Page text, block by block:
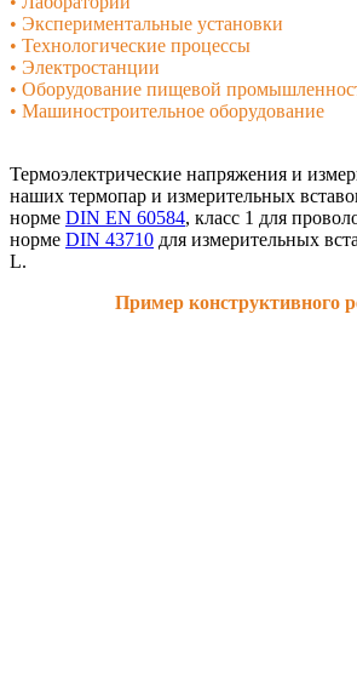
• Экспериментальные установки
• Технологические процессы
• Электростанции
• Оборудование пищевой
• Машиностроительное оборудование
Термоэлектрические напряжения и
наших термопар и измерительных
норме DIN EN 60584, класс 1 для
норме DIN 43710 для измерительных
L.
Пример конструктивного